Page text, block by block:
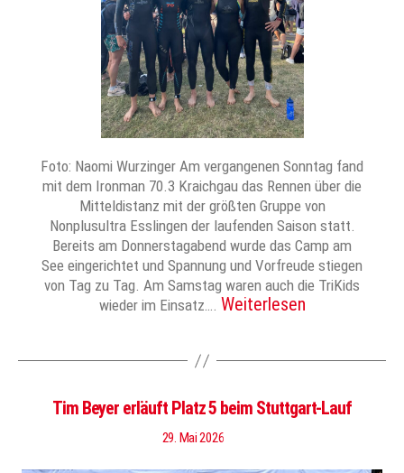
Foto: Naomi Wurzinger Am vergangenen Sonntag fand
mit dem Ironman 70.3 Kraichgau das Rennen über die
Mitteldistanz mit der größten Gruppe von
Nonplusultra Esslingen der laufenden Saison statt.
Bereits am Donnerstagabend wurde das Camp am
See eingerichtet und Spannung und Vorfreude stiegen
von Tag zu Tag. Am Samstag waren auch die TriKids
wieder im Einsatz…. Weiterlesen
Tim Beyer erläuft Platz 5 beim Stuttgart-Lauf
29. Mai 2026